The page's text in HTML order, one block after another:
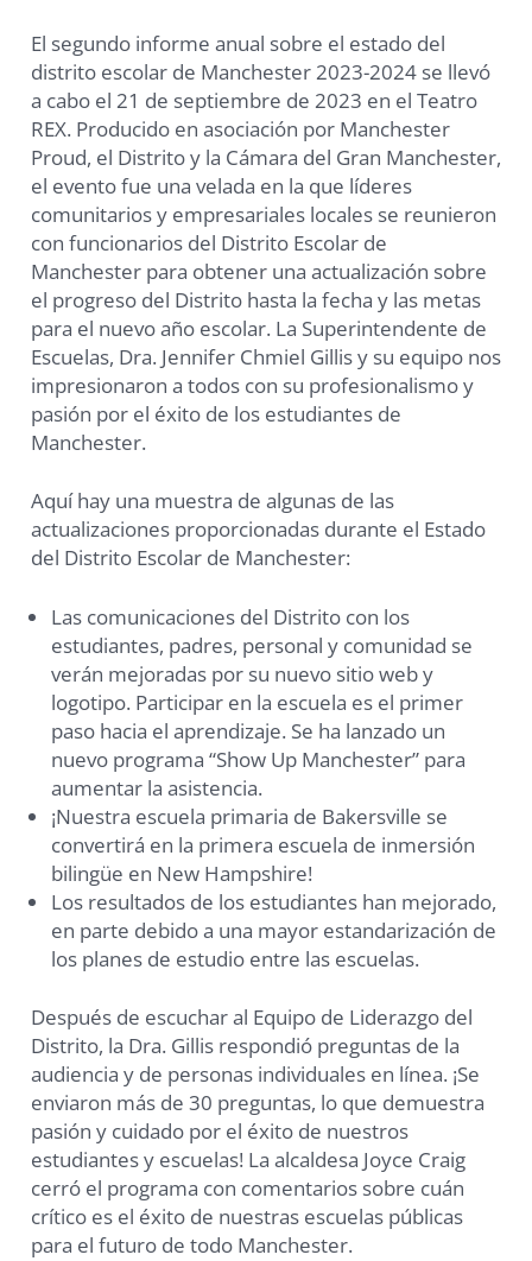
El segundo informe anual sobre el estado del
distrito escolar de Manchester 2023-2024 se llevó
a cabo el 21 de septiembre de 2023 en el Teatro
REX. Producido en asociación por Manchester
Proud, el Distrito y la Cámara del Gran Manchester,
el evento fue una velada en la que líderes
comunitarios y empresariales locales se reunieron
con funcionarios del Distrito Escolar de
Manchester para obtener una actualización sobre
el progreso del Distrito hasta la fecha y las metas
para el nuevo año escolar. La Superintendente de
Escuelas, Dra. Jennifer Chmiel Gillis y su equipo nos
impresionaron a todos con su profesionalismo y
pasión por el éxito de los estudiantes de
Manchester.
Aquí hay una muestra de algunas de las
actualizaciones proporcionadas durante el Estado
del Distrito Escolar de Manchester:
Las comunicaciones del Distrito con los
estudiantes, padres, personal y comunidad se
verán mejoradas por su nuevo sitio web y
logotipo. Participar en la escuela es el primer
paso hacia el aprendizaje. Se ha lanzado un
nuevo programa “Show Up Manchester” para
aumentar la asistencia.
¡Nuestra escuela primaria de Bakersville se
convertirá en la primera escuela de inmersión
bilingüe en New Hampshire!
Los resultados de los estudiantes han mejorado,
en parte debido a una mayor estandarización de
los planes de estudio entre las escuelas.
Después de escuchar al Equipo de Liderazgo del
Distrito, la Dra. Gillis respondió preguntas de la
audiencia y de personas individuales en línea. ¡Se
enviaron más de 30 preguntas, lo que demuestra
pasión y cuidado por el éxito de nuestros
estudiantes y escuelas! La alcaldesa Joyce Craig
cerró el programa con comentarios sobre cuán
crítico es el éxito de nuestras escuelas públicas
para el futuro de todo Manchester.